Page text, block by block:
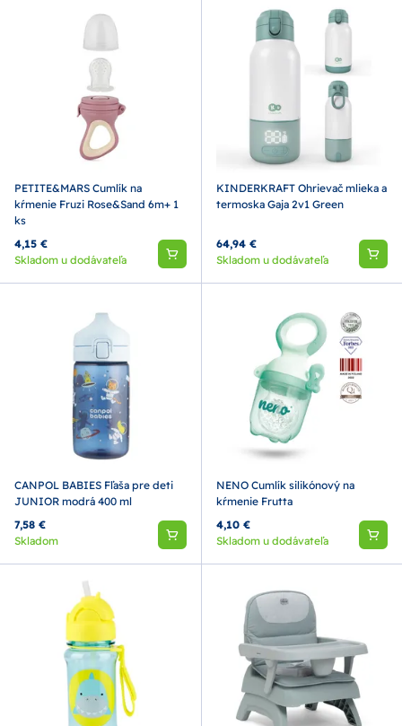
PETITE&MARS Cumlík na
kŕmenie Fruzi Rose&Sand 6m+ 1
ks
4,15 €
Skladom u dodávateľa
KINDERKRAFT Ohrievač mlieka a
termoska Gaja 2v1 Green
64,94 €
Skladom u dodávateľa
CANPOL BABIES Fľaša pre deti
JUNIOR modrá 400 ml
7,58 €
Skladom
NENO Cumlík silikónový na
kŕmenie Frutta
4,10 €
Skladom u dodávateľa